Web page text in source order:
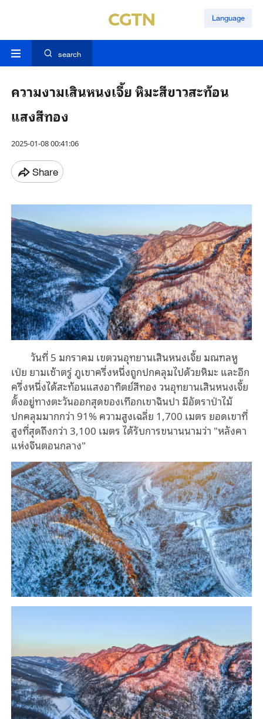
Language
search
ความงามเสินหนงเจี้ย หิมะสีขาวสะท้อน
แสงสีทอง
2025-01-08 00:41:06
Share
วันที่5 มกราคม เขตวนอุทยานเสินหนงเจี้ย มณฑลหู
เป่ย ยามเช้าตรู่ ภูเขาครึ่งหนึ่งถูกปกคลุมไปด้วยหิมะ และอีก
ครึ่งหนึ่งได้สะท้อนแสงอาทิตย์สีทอง วนอุทยานเสินหนงเจี้ย
ตั้งอยู่ทางตะวันออกสุดของเทือกเขาฉินปา มีอัตราป่าไม้
ปกคลุมมากกว่า 91%ความสูงเฉลี่ย 1,700 เมตร ยอดเขาที่
สูงที่สุดถึงกว่า3,100 เมตร ได้รับการขนานนามว่า "หลังคา
แห่งจีนตอนกลาง"